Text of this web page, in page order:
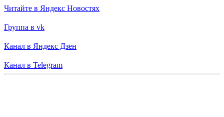
Читайте в Яндекс Новостях
Группа в vk
Канал в Яндекс Дзен
Канал в Telegram